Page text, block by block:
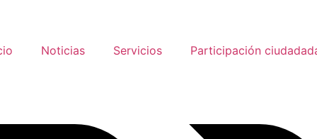
Noticias Servicios Participación